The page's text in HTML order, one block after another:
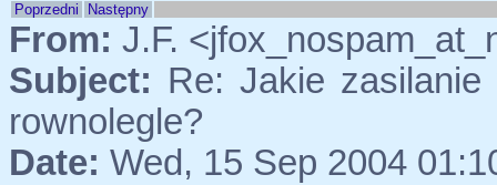
Poprzedni Następny
From: J.F.
Subject: Re: Jakie
rownolegle?
Date: Wed, 15 Sep 2004